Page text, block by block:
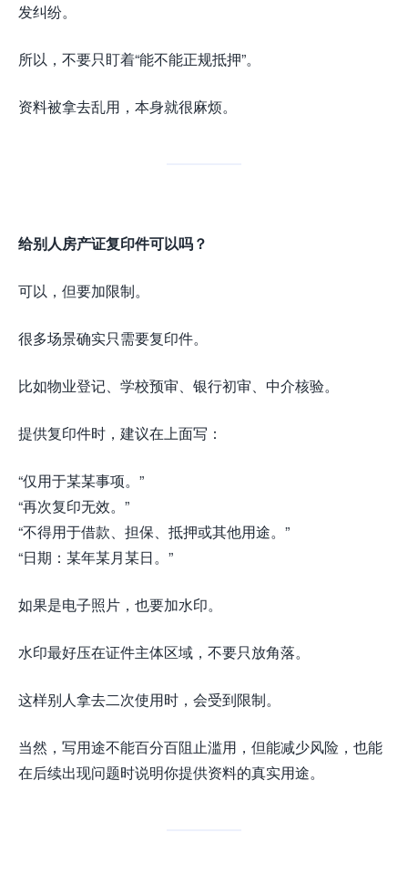
发纠纷。
所以，不要只盯着“能不能正规抵押”。
资料被拿去乱用，本身就很麻烦。
给别人房产证复印件可以吗？
可以，但要加限制。
很多场景确实只需要复印件。
比如物业登记、学校预审、银行初审、中介核验。
提供复印件时，建议在上面写：
“仅用于某某事项。”
“再次复印无效。”
“不得用于借款、担保、抵押或其他用途。”
“日期：某年某月某日。”
如果是电子照片，也要加水印。
水印最好压在证件主体区域，不要只放角落。
这样别人拿去二次使用时，会受到限制。
当然，写用途不能百分百阻止滥用，但能减少风险，也能
在后续出现问题时说明你提供资料的真实用途。